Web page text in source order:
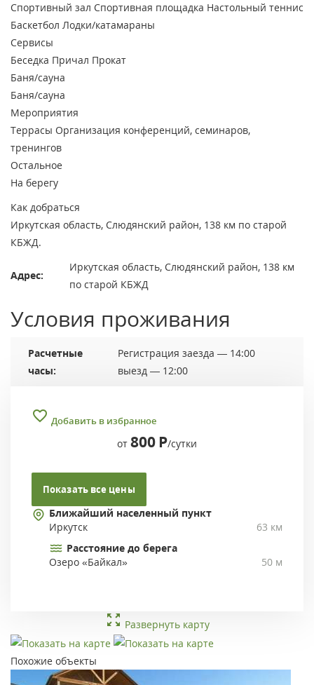
Спортивный зал Спортивная площадка Настольный теннис
Баскетбол Лодки/катамараны
Сервисы
Беседка Причал Прокат
Баня/сауна
Баня/сауна
Мероприятия
Террасы Организация конференций, семинаров,
тренингов
Остальное
На берегу
Как добраться
Иркутская область, Слюдянский район, 138 км по старой
КБЖД.
Адрес:
Иркутская область, Слюдянский район, 138 км
по старой КБЖД
Условия проживания
Расчетные
часы:
Регистрация заезда — 14:00
выезд — 12:00
Добавить в избранное
от 800 Р/сутки
Показать все цены
Ближайший населенный пункт
Иркутск
63 км
Расстояние до берега
Озеро «Байкал»
50 м
Развернуть карту
Похожие объекты